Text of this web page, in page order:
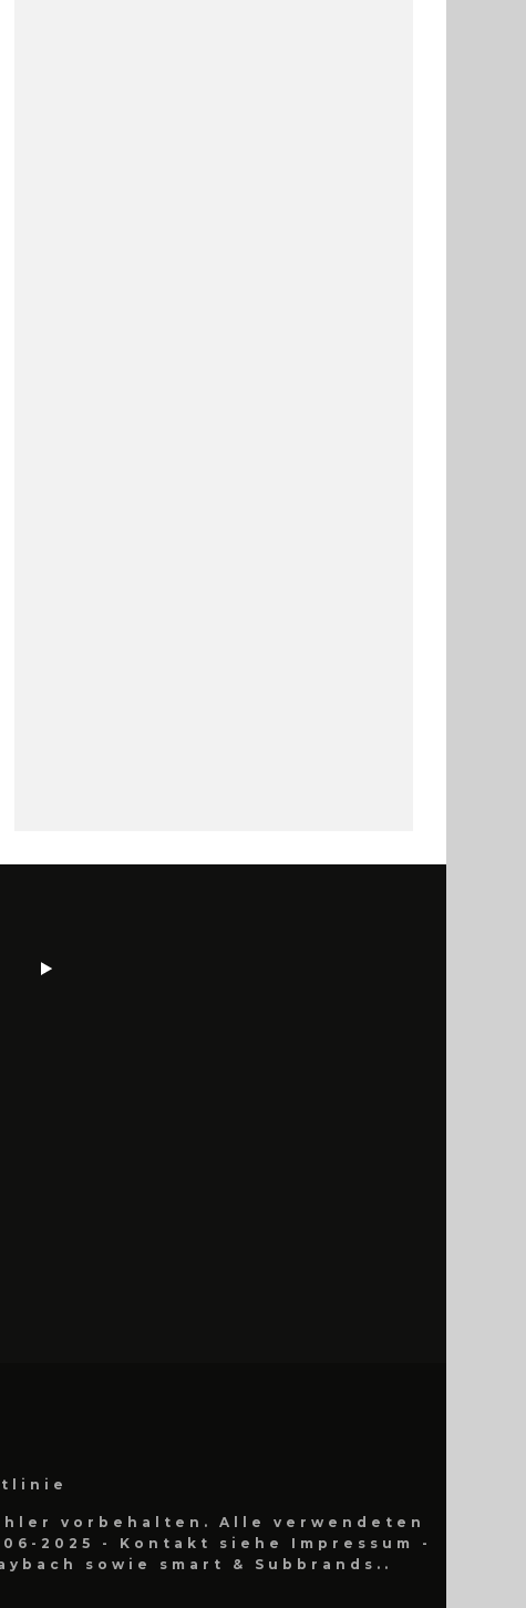
vorbehalten. Alle verwendeten
2025 - Kontakt siehe Impressum -
sowie smart & Subbrands..